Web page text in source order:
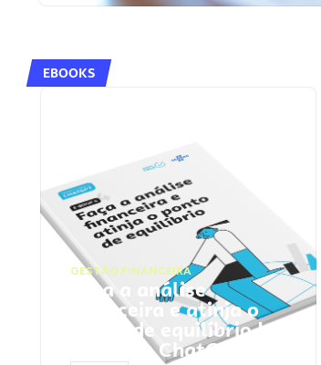
EBOOKS
GESTÃO FINANCEIRA
Faça a análise
financeira e atinja o
ponto de equilíbrio |
Prompts ChatGPT